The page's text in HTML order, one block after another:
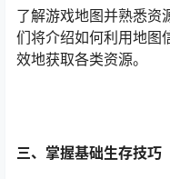
了解游戏地图并熟悉资
们将介绍如何利用地图
效地获取各类资源。
三、掌握基础生存技巧